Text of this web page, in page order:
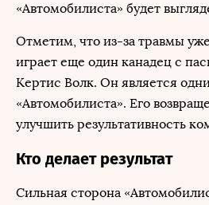
«Автомобилиста» будет
Отметим, что из-за травмы
играет еще один канадец с
Кертис Волк. Он является
«Автомобилиста». Его
улучшить результативность
Кто делает результат
Сильная сторона